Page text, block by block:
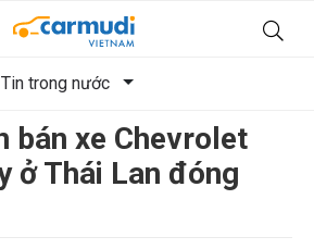
Tin trong nước
bán xe Chevrolet
ở Thái Lan đóng